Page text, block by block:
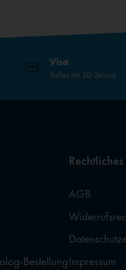
Visa
Sicher mit 3D-Secure
Bestellung
Rechtliches
AGB
Impressum